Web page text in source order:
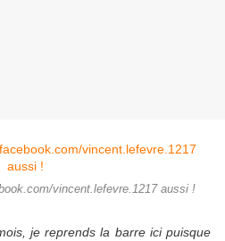
vincent.lefevre.1217 aussi !
je reprends la barre ici puisque